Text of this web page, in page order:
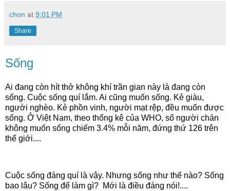
chon at 9:01 PM
Share
Sống
Ai đang còn hít thở không khí trần gian này là đang còn
sống. Cuộc sống quí lắm. Ai cũng muốn sống. Kẻ giàu,
người nghèo. Kẻ phồn vinh, người mạt rệp, đều muốn được
sống. Ở Việt Nam, theo thống kê của WHO, số người chán
không muốn sống chiếm 3.4% mỗi năm, đứng thứ 126 trên
thế giới....
Cuộc sống đáng quí là vậy. Nhưng sống như thế nào? Sống
bao lâu? Sống để làm gì? Mới là điều đáng nói!....